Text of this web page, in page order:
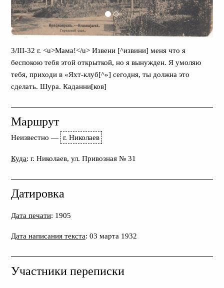
3/III-32 г. <u>Мама!</u> Извени [^извини] меня что я
беспокою тебя этой открыткой, но я вынужден. Я умоляю
тебя, приходи в «Яхт-клуб[^»] сегодня, ты должна это
сделать. Шура. Каданни[ков]
Маршрут
Неизвестно — г. Николаев
Куда: г. Николаев, ул. Привозная № 31
Датировка
Дата печати: 1905
Дата написания текста: 03 марта 1932
Участники переписки